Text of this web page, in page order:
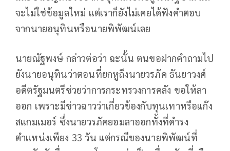
จะไม่ใช่ข้อมูลใหม่ แต่เราก็ยังไม่เคยได้ฟังคำตอบ
จากนายอนุทินหรือนายพิพัฒน์เลย
นายณัฐพงษ์ กล่าวต่อว่า ฉะนั้น ตนขอฝากคำถามไป
ยังนายอนุทินว่าตอนที่ยกหูถึงนายวรภัค ธันยาวงศ์
อดีตรัฐมนตรีช่วยว่าการกระทรวงการคลัง ขอให้ลา
ออก เพราะมีข่าวฉาวว่าเกี่ยวข้องกับทุนเทาหรือแก๊ง
สแกมเมอร์ ซึ่งนายวรภัคยอมลาออกทั้งที่ดำรง
ตำแหน่งเพียง 33 วัน แต่กรณีของนายพิพัฒน์ที่